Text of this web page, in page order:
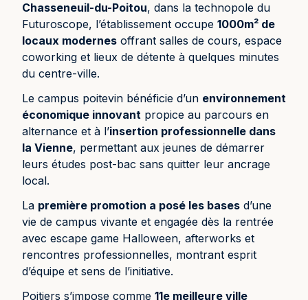
Chasseneuil-du-Poitou, dans la technopole du
Futuroscope, l’établissement occupe 1000m² de
locaux modernes offrant salles de cours, espace
coworking et lieux de détente à quelques minutes
du centre-ville.
Le campus poitevin bénéficie d’un environnement
économique innovant propice au parcours en
alternance et à l’insertion professionnelle dans
la Vienne, permettant aux jeunes de démarrer
leurs études post-bac sans quitter leur ancrage
local.
La première promotion a posé les bases d’une
vie de campus vivante et engagée dès la rentrée
avec escape game Halloween, afterworks et
rencontres professionnelles, montrant esprit
d’équipe et sens de l’initiative.
Poitiers s’impose comme 11e meilleure ville